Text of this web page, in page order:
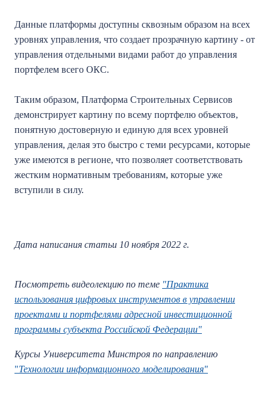
Данные платформы доступны сквозным образом на всех
уровнях управления, что создает прозрачную картину - от
управления отдельными видами работ до управления
портфелем всего ОКС.
Таким образом, Платформа Строительных Сервисов
демонстрирует картину по всему портфелю объектов,
понятную достоверную и единую для всех уровней
управления, делая это быстро с теми ресурсами, которые
уже имеются в регионе, что позволяет соответствовать
жестким нормативным требованиям, которые уже
вступили в силу.
Дата написания статьи 10 ноября 2022 г.
Посмотреть видеолекцию по теме "Практика
использования цифровых инструментов в управлении
проектами и портфелями адресной инвестиционной
программы субъекта Российской Федерации"
Курсы Университета Минстроя по направлению
"Технологии информационного моделирования"